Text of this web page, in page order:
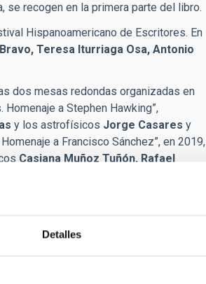
Detalles
recogen en la primera parte del libro.
Hispanoamericano de Escritores. En
Teresa Iturriaga Osa, Antonio
dos mesas redondas organizadas en
a Stephen Hawking”,
y los astrofísicos Jorge Casares y
a Francisco Sánchez”, en 2019,
Casiana Muñoz Tuñón, Rafael
moderadas por la periodista
atendiendo enfermos de Alzheimer y